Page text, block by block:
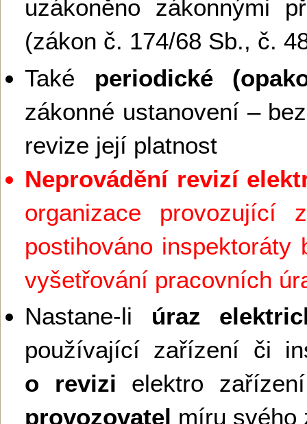
uzákoněno zákonnými
(zákon č. 174/68 Sb., č.
Také periodické
zákonné ustanovení –
revize její platnost
Neprovádění revizí
organizace
postihováno
vyšetřování pracovních
Nastane-li úraz
používající zařízení či
o revizi elektro
provozovatel míru svého